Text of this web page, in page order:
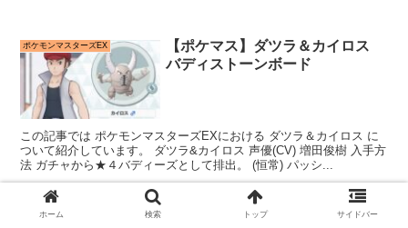
ポケモンマスターズEX
【ポケマス】ダツラ＆カイロス
バディストーンボード
この記事では ポケモンマスターズEXにおける ダツラ＆カイロス に
ついて紹介しています。 ダツラ&カイロス 声優(CV) 増田俊樹 入手方
法 ガチャから★４バディーズとして排出。 (恒常) パッシ...
ポケモンマスターズEX 【ポケマス】ノボリ（スペシャ
ホーム 検索 トップ サイドバー